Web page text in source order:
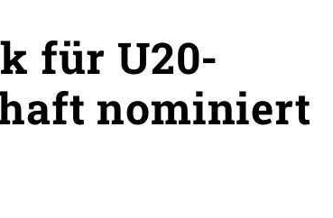
für U20-
nominiert